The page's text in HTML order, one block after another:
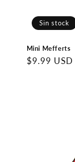
Sin stock
Mini Mefferts
Precio
$9.99 USD